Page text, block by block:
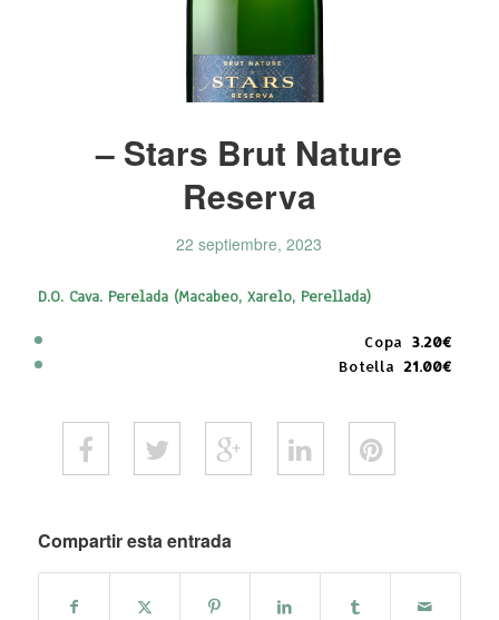
– Stars Brut Nature
Reserva
22 septiembre, 2023
D.O. Cava. Perelada (Macabeo, Xarelo, Perellada)
Copa
3.20€
Botella
21.00€
Compartir esta entrada